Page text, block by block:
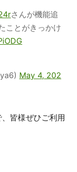
さんが機能追
ことがきっかけ
May 4, 202
皆様ぜひご利用